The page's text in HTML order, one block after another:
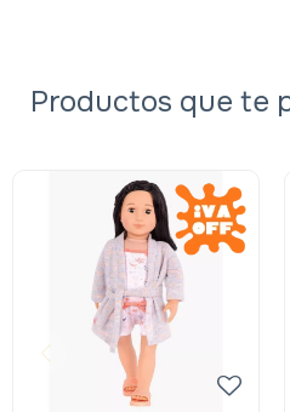
Productos que te